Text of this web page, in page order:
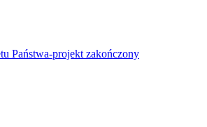
Państwa-projekt zakończony